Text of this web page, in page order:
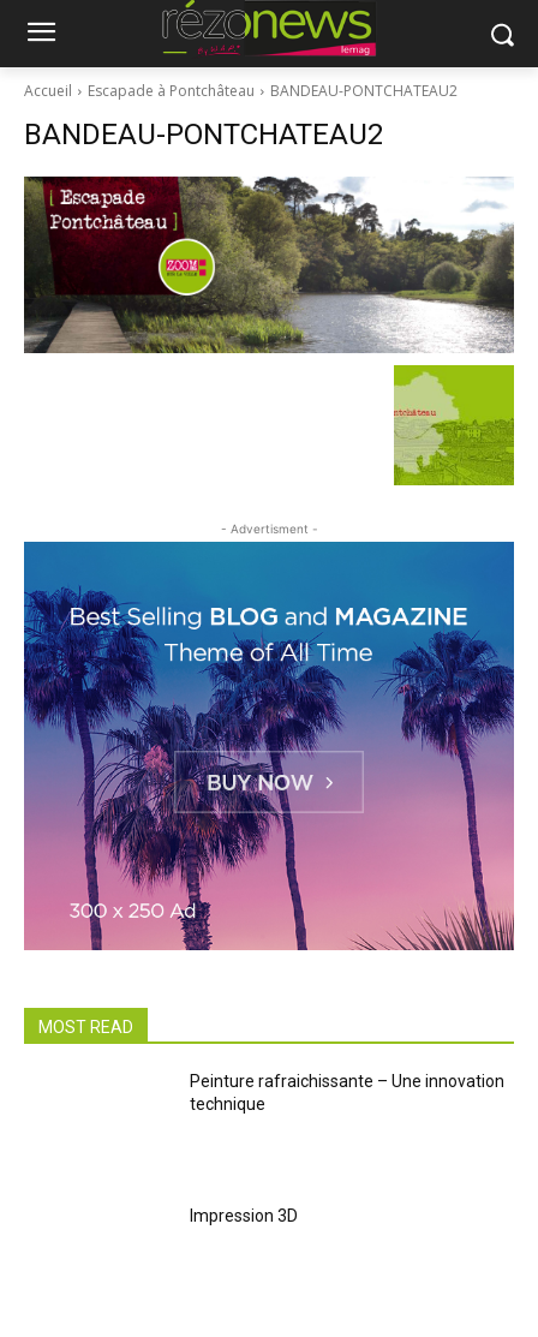
Accueil Escapade à Pontchâteau BANDEAU-PONTCHATEAU2
BANDEAU-PONTCHATEAU2
- Advertisment -
MOST READ
Peinture rafraichissante – Une innovation
technique
Impression 3D